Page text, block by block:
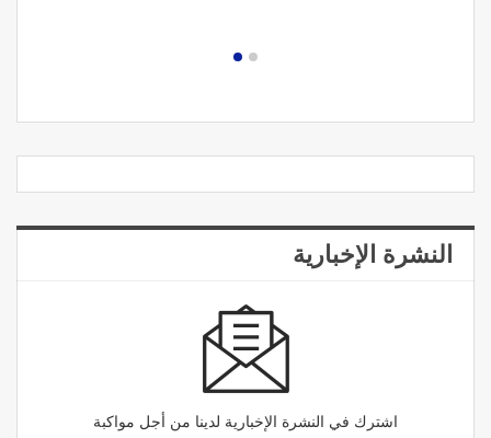
النشرة الإخبارية
اشترك في النشرة الإخبارية لدينا من أجل مواكبة